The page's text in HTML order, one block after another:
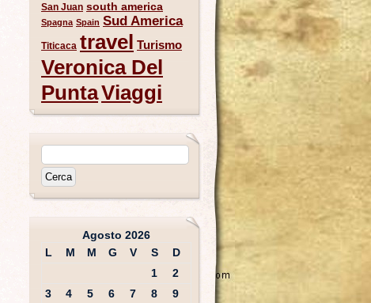
San Juan south america
Spagna Spain Sud America
Titicaca travel Turismo
Veronica Del
PuntaViaggi
Agosto 2026
L
M M G V S
D
1
2
3
4 5 6 7 8
9